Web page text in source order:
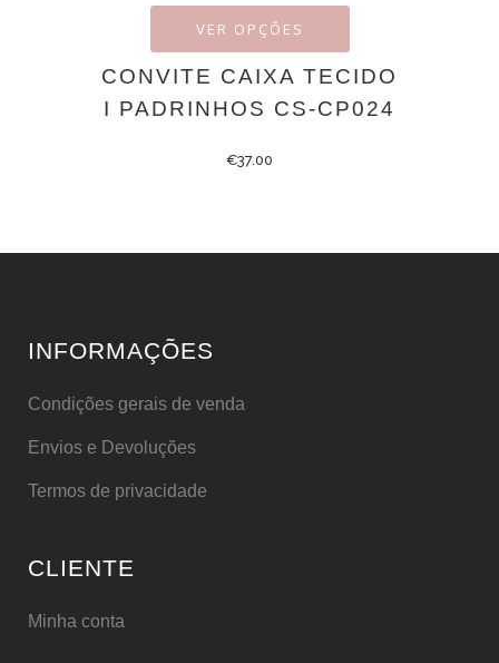
VER OPÇÕES
CONVITE CAIXA TECIDO
I PADRINHOS CS-CP024
€37.00
INFORMAÇÕES
Condições gerais de venda
Envios e Devoluções
Termos de privacidade
CLIENTE
Minha conta